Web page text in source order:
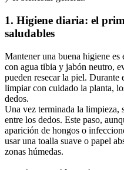
1. Higiene diaria: el
saludables
Mantener una buena higiene
con agua tibia y jabón neutro,
pueden resecar la piel. Durante
limpiar con cuidado la planta,
dedos.
Una vez terminada la limpieza,
entre los dedos. Este paso,
aparición de hongos o
usar una toalla suave o papel
zonas húmedas.